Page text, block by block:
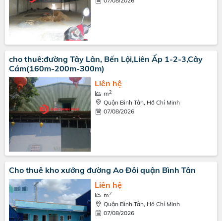
cho thuê:đường Tây Lân, Bến Lội,Liên Ấp 1-2-3,Cây
Cám(160m-200m-300m)
Liên hệ
m2
Quận Bình Tân, Hồ Chí Minh
07/08/2026
Cho thuê kho xưởng đường Ao Đôi quận Bình Tân
Liên hệ
m2
Quận Bình Tân, Hồ Chí Minh
07/08/2026